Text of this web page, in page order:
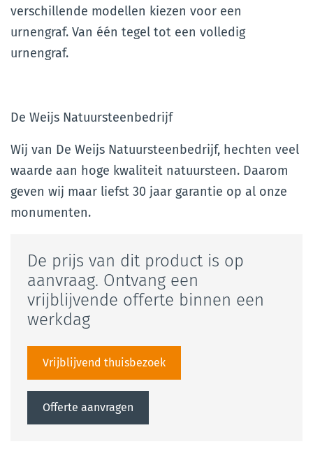
verschillende modellen kiezen voor een
urnengraf. Van één tegel tot een volledig
urnengraf.
De Weijs Natuursteenbedrijf
Wij van De Weijs Natuursteenbedrijf, hechten veel
waarde aan hoge kwaliteit natuursteen. Daarom
geven wij maar liefst 30 jaar garantie op al onze
monumenten.
De prijs van dit product is op
aanvraag. Ontvang een
vrijblijvende offerte binnen een
werkdag
Vrijblijvend thuisbezoek
Offerte aanvragen